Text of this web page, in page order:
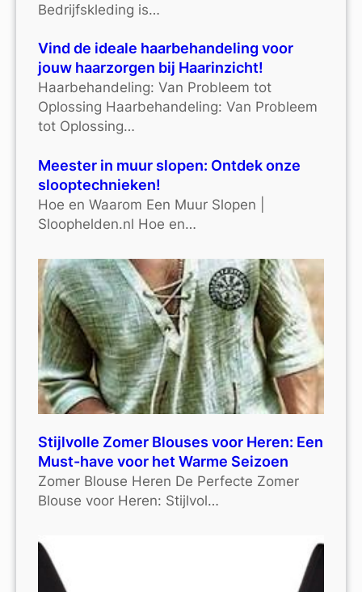
Bedrijfskleding is…
Vind de ideale haarbehandeling voor
jouw haarzorgen bij Haarinzicht!
Haarbehandeling: Van Probleem tot
Oplossing Haarbehandeling: Van Probleem
tot Oplossing…
Meester in muur slopen: Ontdek onze
slooptechnieken!
Hoe en Waarom Een Muur Slopen |
Sloophelden.nl Hoe en…
Stijlvolle Zomer Blouses voor Heren: Een
Must-have voor het Warme Seizoen
Zomer Blouse Heren De Perfecte Zomer
Blouse voor Heren: Stijlvol…